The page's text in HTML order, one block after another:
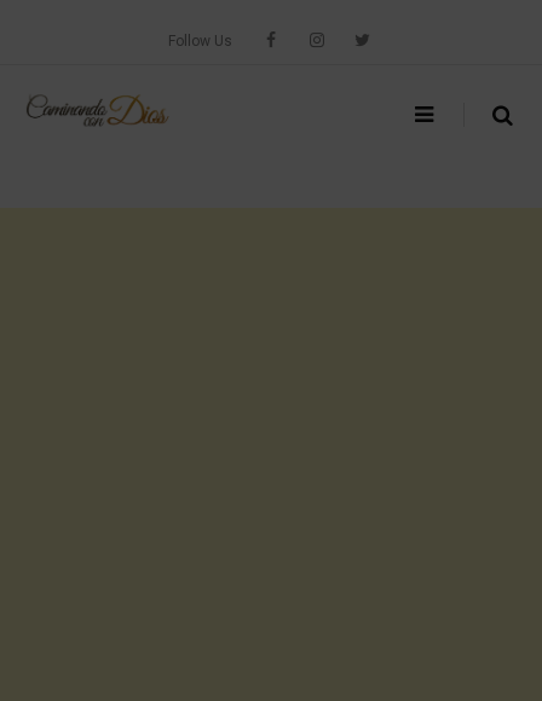
Follow Us